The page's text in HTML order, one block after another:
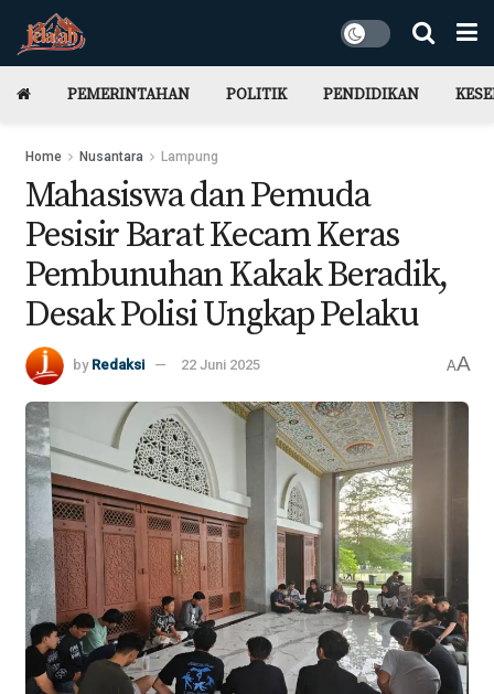
PEMERINTAHAN POLITIK PENDIDIKAN
Home Nusantara Lampung
Mahasiswa dan Pemuda
Pesisir Barat Kecam Keras
Pembunuhan Kakak Beradik,
Desak Polisi Ungkap Pelaku
by Redaksi 22 Juni 2025 AA